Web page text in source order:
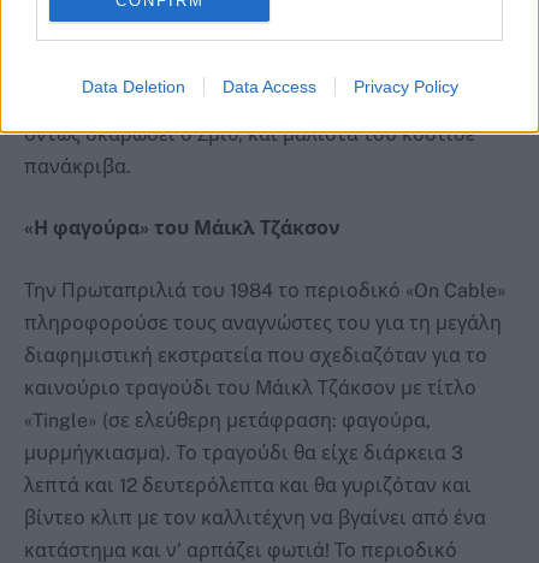
Data Deletion Data Access Privacy Policy
αποκαλύφθηκε η αλήθεια: Το παγόβουνο δεν ήταν
κάλυμμα και πυροσβεστικό αφρό. Τη φάρσα την είχε
όντως σκαρώσει ο Σμιθ, και μάλιστα του κόστισε
πανάκριβα.
«Η φαγούρα» του Μάικλ Τζάκσον
Την Πρωταπριλιά του 1984 το περιοδικό «On Cable»
πληροφορούσε τους αναγνώστες του για τη μεγάλη
διαφημιστική εκστρατεία που σχεδιαζόταν για το
καινούριο τραγούδι του Μάικλ Τζάκσον με τίτλο
«Tingle» (σε ελεύθερη μετάφραση: φαγούρα,
μυρμήγκιασμα). Το τραγούδι θα είχε διάρκεια 3
λεπτά και 12 δευτερόλεπτα και θα γυριζόταν και
βίντεο κλιπ με τον καλλιτέχνη να βγαίνει από ένα
κατάστημα και ν’ αρπάζει φωτιά! Το περιοδικό